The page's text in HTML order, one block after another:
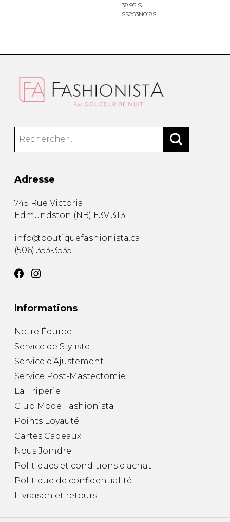
38.95 $
SS253N018SL
Adresse
745 Rue Victoria
Edmundston (NB) E3V 3T3
info@boutiquefashionista.ca
(506) 353-3535
Informations
Notre Équipe
Service de Styliste
Service d’Ajustement
Service Post-Mastectomie
La Friperie
Club Mode Fashionista
Points Loyauté
Cartes Cadeaux
Nous Joindre
Politiques et conditions d'achat
Politique de confidentialité
Livraison et retours